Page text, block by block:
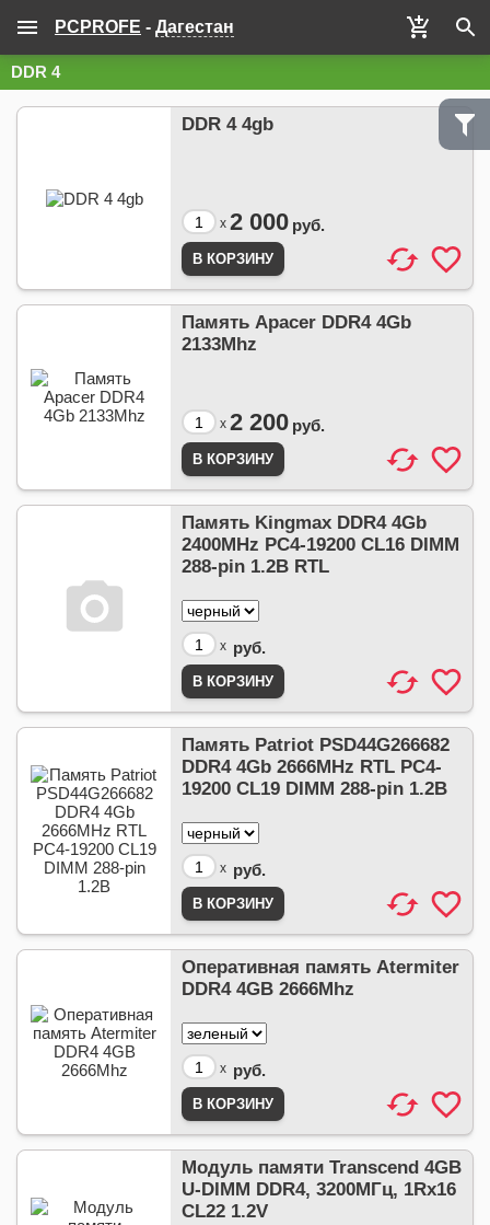
PCPROFE - Дагестан
DDR 4
DDR 4 4gb
x 2 000 руб.
Память Apacer DDR4 4Gb
2133Mhz
x 2 200 руб.
Память Kingmax DDR4 4Gb
2400MHz PC4-19200 CL16 DIMM
288-pin 1.2В RTL
x руб.
Память Patriot PSD44G266682
DDR4 4Gb 2666MHz RTL PC4-
19200 CL19 DIMM 288-pin 1.2В
x руб.
Оперативная память Atermiter
DDR4 4GB 2666Mhz
x руб.
Модуль памяти Transcend 4GB
U-DIMM DDR4, 3200МГц, 1Rx16
CL22 1.2V